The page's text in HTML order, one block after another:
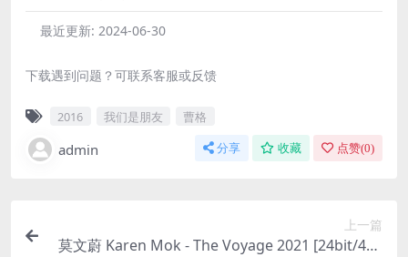
最近更新: 2024-06-30
下载遇到问题？可联系客服或反馈
2016 我们是朋友 曹格
admin 分享 收藏 点赞(0)
上一篇
莫文蔚 Karen Mok - The Voyage 2021 [24bit/48k